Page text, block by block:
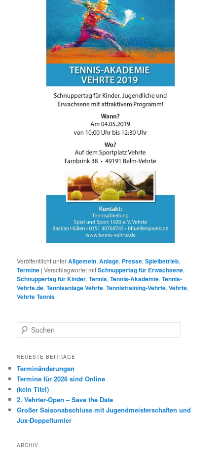
Veröffentlicht unterAllgemein,Anlage, Presse,Spielbetrieb,
Termine |Verschlagwortet mitSchnuppertag für Erwachsene,
Schnuppertag für Kinder,Tennis,Tennis-Akademie,Tennis-
Vehrte.de,Tennisanlage Vehrte,Tennistraining-Vehrte,Vehrte,
Vehrte Tennis
u
h
n
NEUESTE BEITRÄGE
Terminänderungen
Termine für 2026 sind Online
(kein Titel)
2. Vehrter-Open – Save the Date
Großer Saisonabschluss mit Jugendmeisterschaften und
Jux-Doppelturnier
ARCHIV